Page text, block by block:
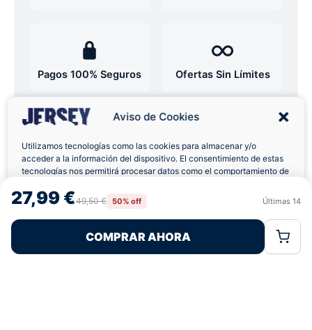
Aviso de Cookies
Utilizamos tecnologías como las cookies para almacenar y/o
acceder a la información del dispositivo. El consentimiento de estas
tecnologías nos permitirá procesar datos como el comportamiento de
retirar el consentimiento, puede afectar negativamente a ciertas
características y funciones.
Rechazar
Política de CookiesPolítica de Privacidad
27,99 €49,50 € 50% off Últimas 14
COMPRAR AHORA
Pagos 100% Seguros Ofertas Sin Límites
★★★★★ 4,8 basado en 12+ reseñas
¿Tienes dudas con la talla o el envío?
Escríbenos por WhatsApp